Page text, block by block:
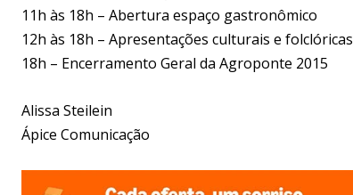
11h às 18h – Abertura espaço gastronômico
12h às 18h – Apresentações culturais e
18h – Encerramento Geral da Agroponte 2015
Alissa Steilein
Ápice Comunicação